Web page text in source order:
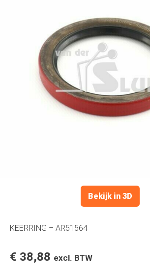
Bekijk in 3D
KEERRING – AR51564
€ 38,88 excl. BTW